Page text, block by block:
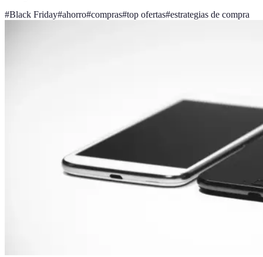
#Black Friday#ahorro#compras#top ofertas#estrategias de compra